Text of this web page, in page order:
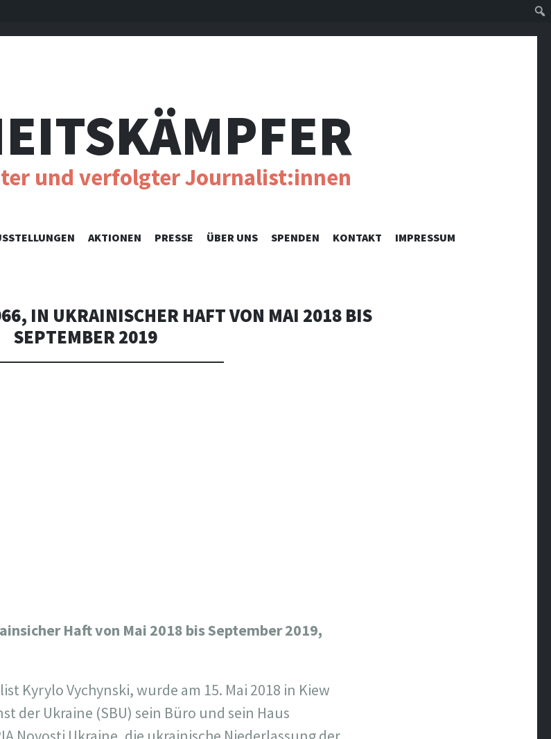
und verfolgter Journalist:innen
SKIP
AKTIONEN PRESSE ÜBER UNS SPENDEN KONTAKT IMPRESSUM
IN UKRAINISCHER HAFT VON MAI 2018 BIS
SEPTEMBER 2019
Haft von Mai 2018 bis September 2019,
Kyrylo Vychynski, wurde am 15. Mai 2018 in Kiew
der Ukraine (SBU) sein Büro und sein Haus